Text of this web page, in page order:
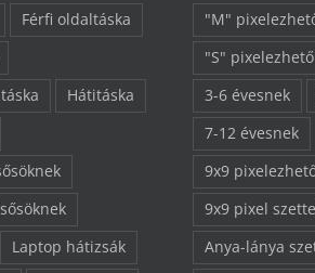
Férfi oldaltáska
Hátitáska
Laptop hátizsák
"M"
"S"
3-6 évesnek
7-12 évesnek
9x9
9x9 pixel
Anya-lánya